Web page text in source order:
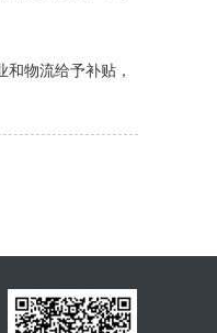
物流给予补贴，